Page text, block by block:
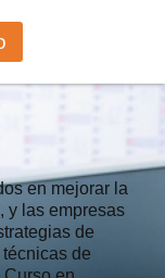
en mejorar la
y las empresas
de
de